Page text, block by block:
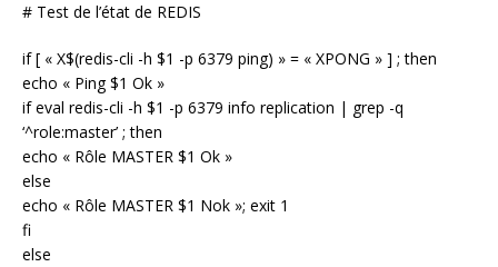
# Test de l’état de REDIS
if [ « X$(redis-cli -h $1 -p 6379 ping) » = « XPONG » ] ; then
echo « Ping $1 Ok »
if eval redis-cli -h $1 -p 6379 info replication | grep -q
‘^role:master’ ; then
echo « Rôle MASTER $1 Ok »
else
echo « Rôle MASTER $1 Nok »; exit 1
fi
else